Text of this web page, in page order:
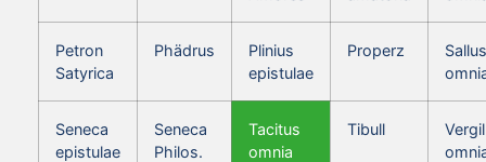
Petron
Satyrica
Phädrus
Plinius
epistulae
Properz
Seneca
epistulae
Seneca
Philos.
Tacitus
omnia
Tibull
Vergil